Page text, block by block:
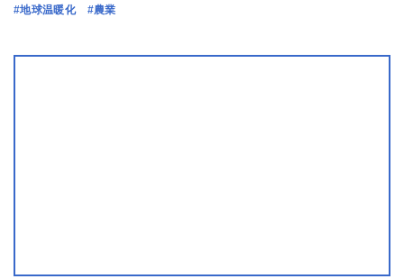
#地球温暖化
#農業